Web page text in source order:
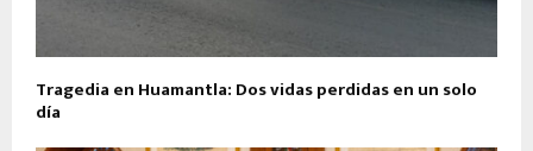
Tragedia en Huamantla: Dos vidas perdidas en un solo
día